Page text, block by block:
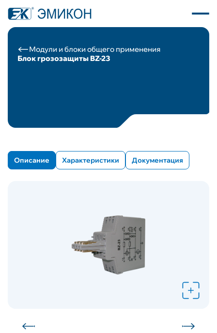
Программное обеспечение
Пресс центр
Выполненные проекты
Обратная связь
Карта сайта
Модули и блоки общего применения
Блок грозозащиты BZ-23
Описание Характеристики Документация